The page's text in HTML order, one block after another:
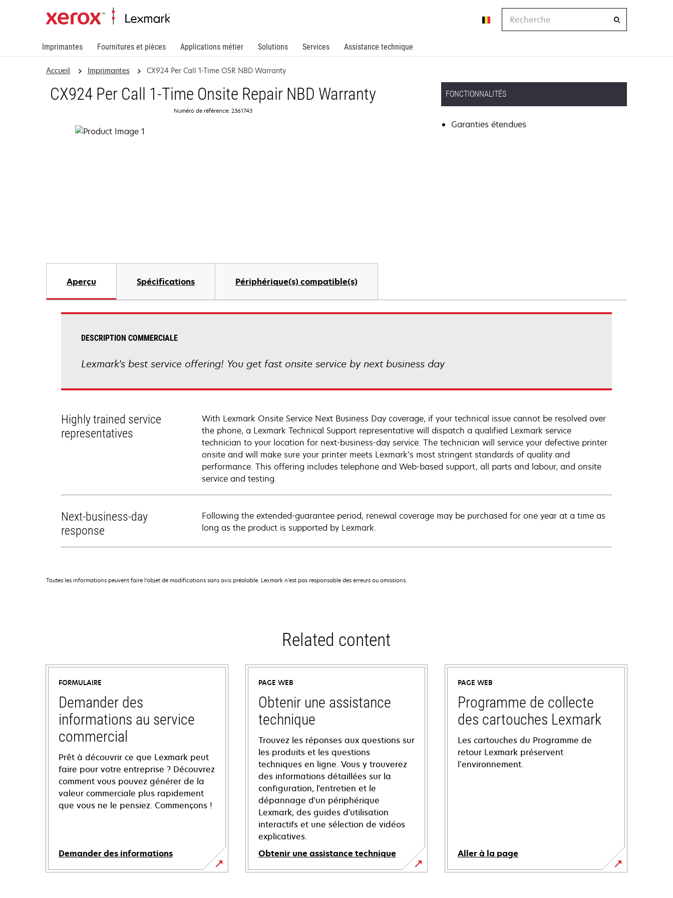
Imprimantes Fournitures et pièces Applications métier Solutions Services Assistance technique
Recherche
Accueil Imprimantes CX924 Per Call 1-Time OSR NBD Warranty
CX924 Per Call 1-Time Onsite Repair NBD Warranty
Numéro de référence: 2361743
FONCTIONNALITÉS
Garanties étendues
Aperçu Spécifications Périphérique(s) compatible(s)
DESCRIPTION COMMERCIALE
Lexmark's best service offering! You get fast onsite service by next business day
Highly trained service
representatives
With Lexmark Onsite Service Next Business Day coverage, if your technical issue cannot be resolved over
the phone, a Lexmark Technical Support representative will dispatch a qualified Lexmark service
technician to your location for next-business-day service. The technician will service your defective printer
onsite and will make sure your printer meets Lexmark’s most stringent standards of quality and
performance. This offering includes telephone and Web-based support, all parts and labour, and onsite
service and testing.
Next-business-day
response
Following the extended-guarantee period, renewal coverage may be purchased for one year at a time as
long as the product is supported by Lexmark.
Toutes les informations peuvent faire l'objet de modifications sans avis préalable. Lexmark n'est pas responsable des erreurs ou omissions.
Related content
FORMULAIRE
Demander des
informations au service
commercial
Prêt à découvrir ce que Lexmark peut
faire pour votre entreprise ? Découvrez
comment vous pouvez générer de la
valeur commerciale plus rapidement
que vous ne le pensiez. Commençons !
Demander des informations
PAGE WEB
Obtenir une assistance
technique
Trouvez les réponses aux questions sur
les produits et les questions
techniques en ligne. Vous y trouverez
des informations détaillées sur la
configuration, l'entretien et le
dépannage d'un périphérique
Lexmark, des guides d'utilisation
interactifs et une sélection de vidéos
explicatives.
Obtenir une assistance technique
s’ouvre
PAGE WEB
Programme de collecte
des cartouches Lexmark
Les cartouches du Programme de
retour Lexmark préservent
l’environnement.
Aller à la page